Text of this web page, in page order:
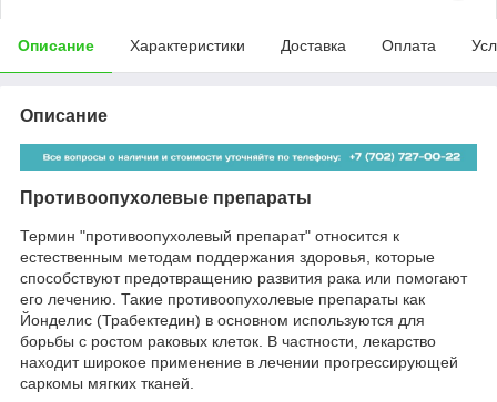
Описание Характеристики Доставка Оплата
Описание
Противоопухолевые препараты
Термин "противоопухолевый препарат" относится к
естественным методам поддержания здоровья, которые
способствуют предотвращению развития рака или помогают
его лечению. Такие противоопухолевые препараты как
Йонделис (Трабектедин) в основном используются для
борьбы с ростом раковых клеток. В частности, лекарство
находит широкое применение в лечении прогрессирующей
саркомы мягких тканей.